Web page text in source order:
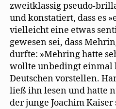
zweitklassig pseudo-
und konstatiert, dass es
vielleicht eine etwas
gewesen sei, dass
durfte: »Mehring hatte
wollte unbedingt einmal
Deutschen vorstellen.
ließ ihn lesen und hatte
der junge Joachim